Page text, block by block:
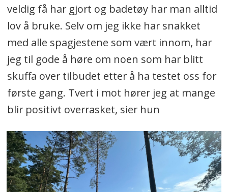
veldig få har gjort og badetøy har man alltid
lov å bruke. Selv om jeg ikke har snakket
med alle spagjestene som vært innom, har
jeg til gode å høre om noen som har blitt
skuffa over tilbudet etter å ha testet oss for
første gang. Tvert i mot hører jeg at mange
blir positivt overrasket, sier hun